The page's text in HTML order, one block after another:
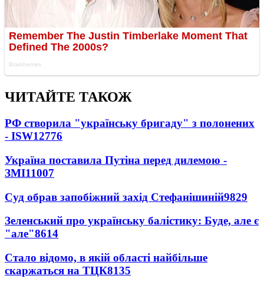
ЧИТАЙТЕ ТАКОЖ
РФ створила "українську бригаду" з полонених
- ISW12776
Україна поставила Путіна перед дилемою -
ЗМІ11007
Суд обрав запобіжний захід Стефанішиній9829
Зеленський про українську балістику: Буде, але є
"але"8614
Стало відомо, в якій області найбільше
скаржаться на ТЦК8135